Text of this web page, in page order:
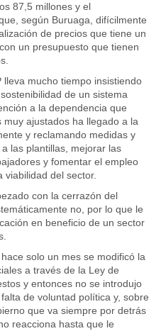
87,5 millones y el
según Buruaga, difícilmente
de precios que tiene un
un presupuesto que tienen
mucho tiempo insistiendo
de un sistema
a la dependencia que
ajustados ha llegado a la
y reclamando medidas y
las plantillas, mejorar las
y fomentar el empleo
viabilidad del sector.
con la cerrazón del
no, por lo que le
en beneficio de un sector
solo un mes se modificó la
a través de la Ley de
y entonces no se introdujo
de voluntad política y, sobre
que va siempre por detrás
reacciona hasta que le